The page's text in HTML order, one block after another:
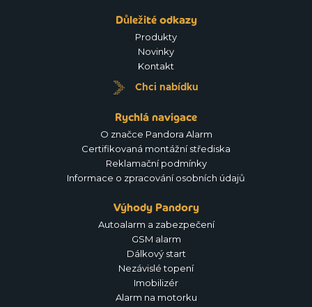
Důležité odkazy
Produkty
Novinky
Kontakt
Chci nabídku
Rychlá navigace
O značce Pandora Alarm
Certifikovaná montážní střediska
Reklamační podmínky
Informace o zpracování osobních údajů
Výhody Pandory
Autoalarm a zabezpečení
GSM alarm
Dálkový start
Nezávislé topení
Imobilizér
Alarm na motorku